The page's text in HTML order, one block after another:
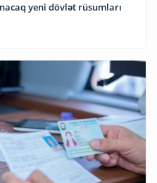
yeni dövlət rüsumları